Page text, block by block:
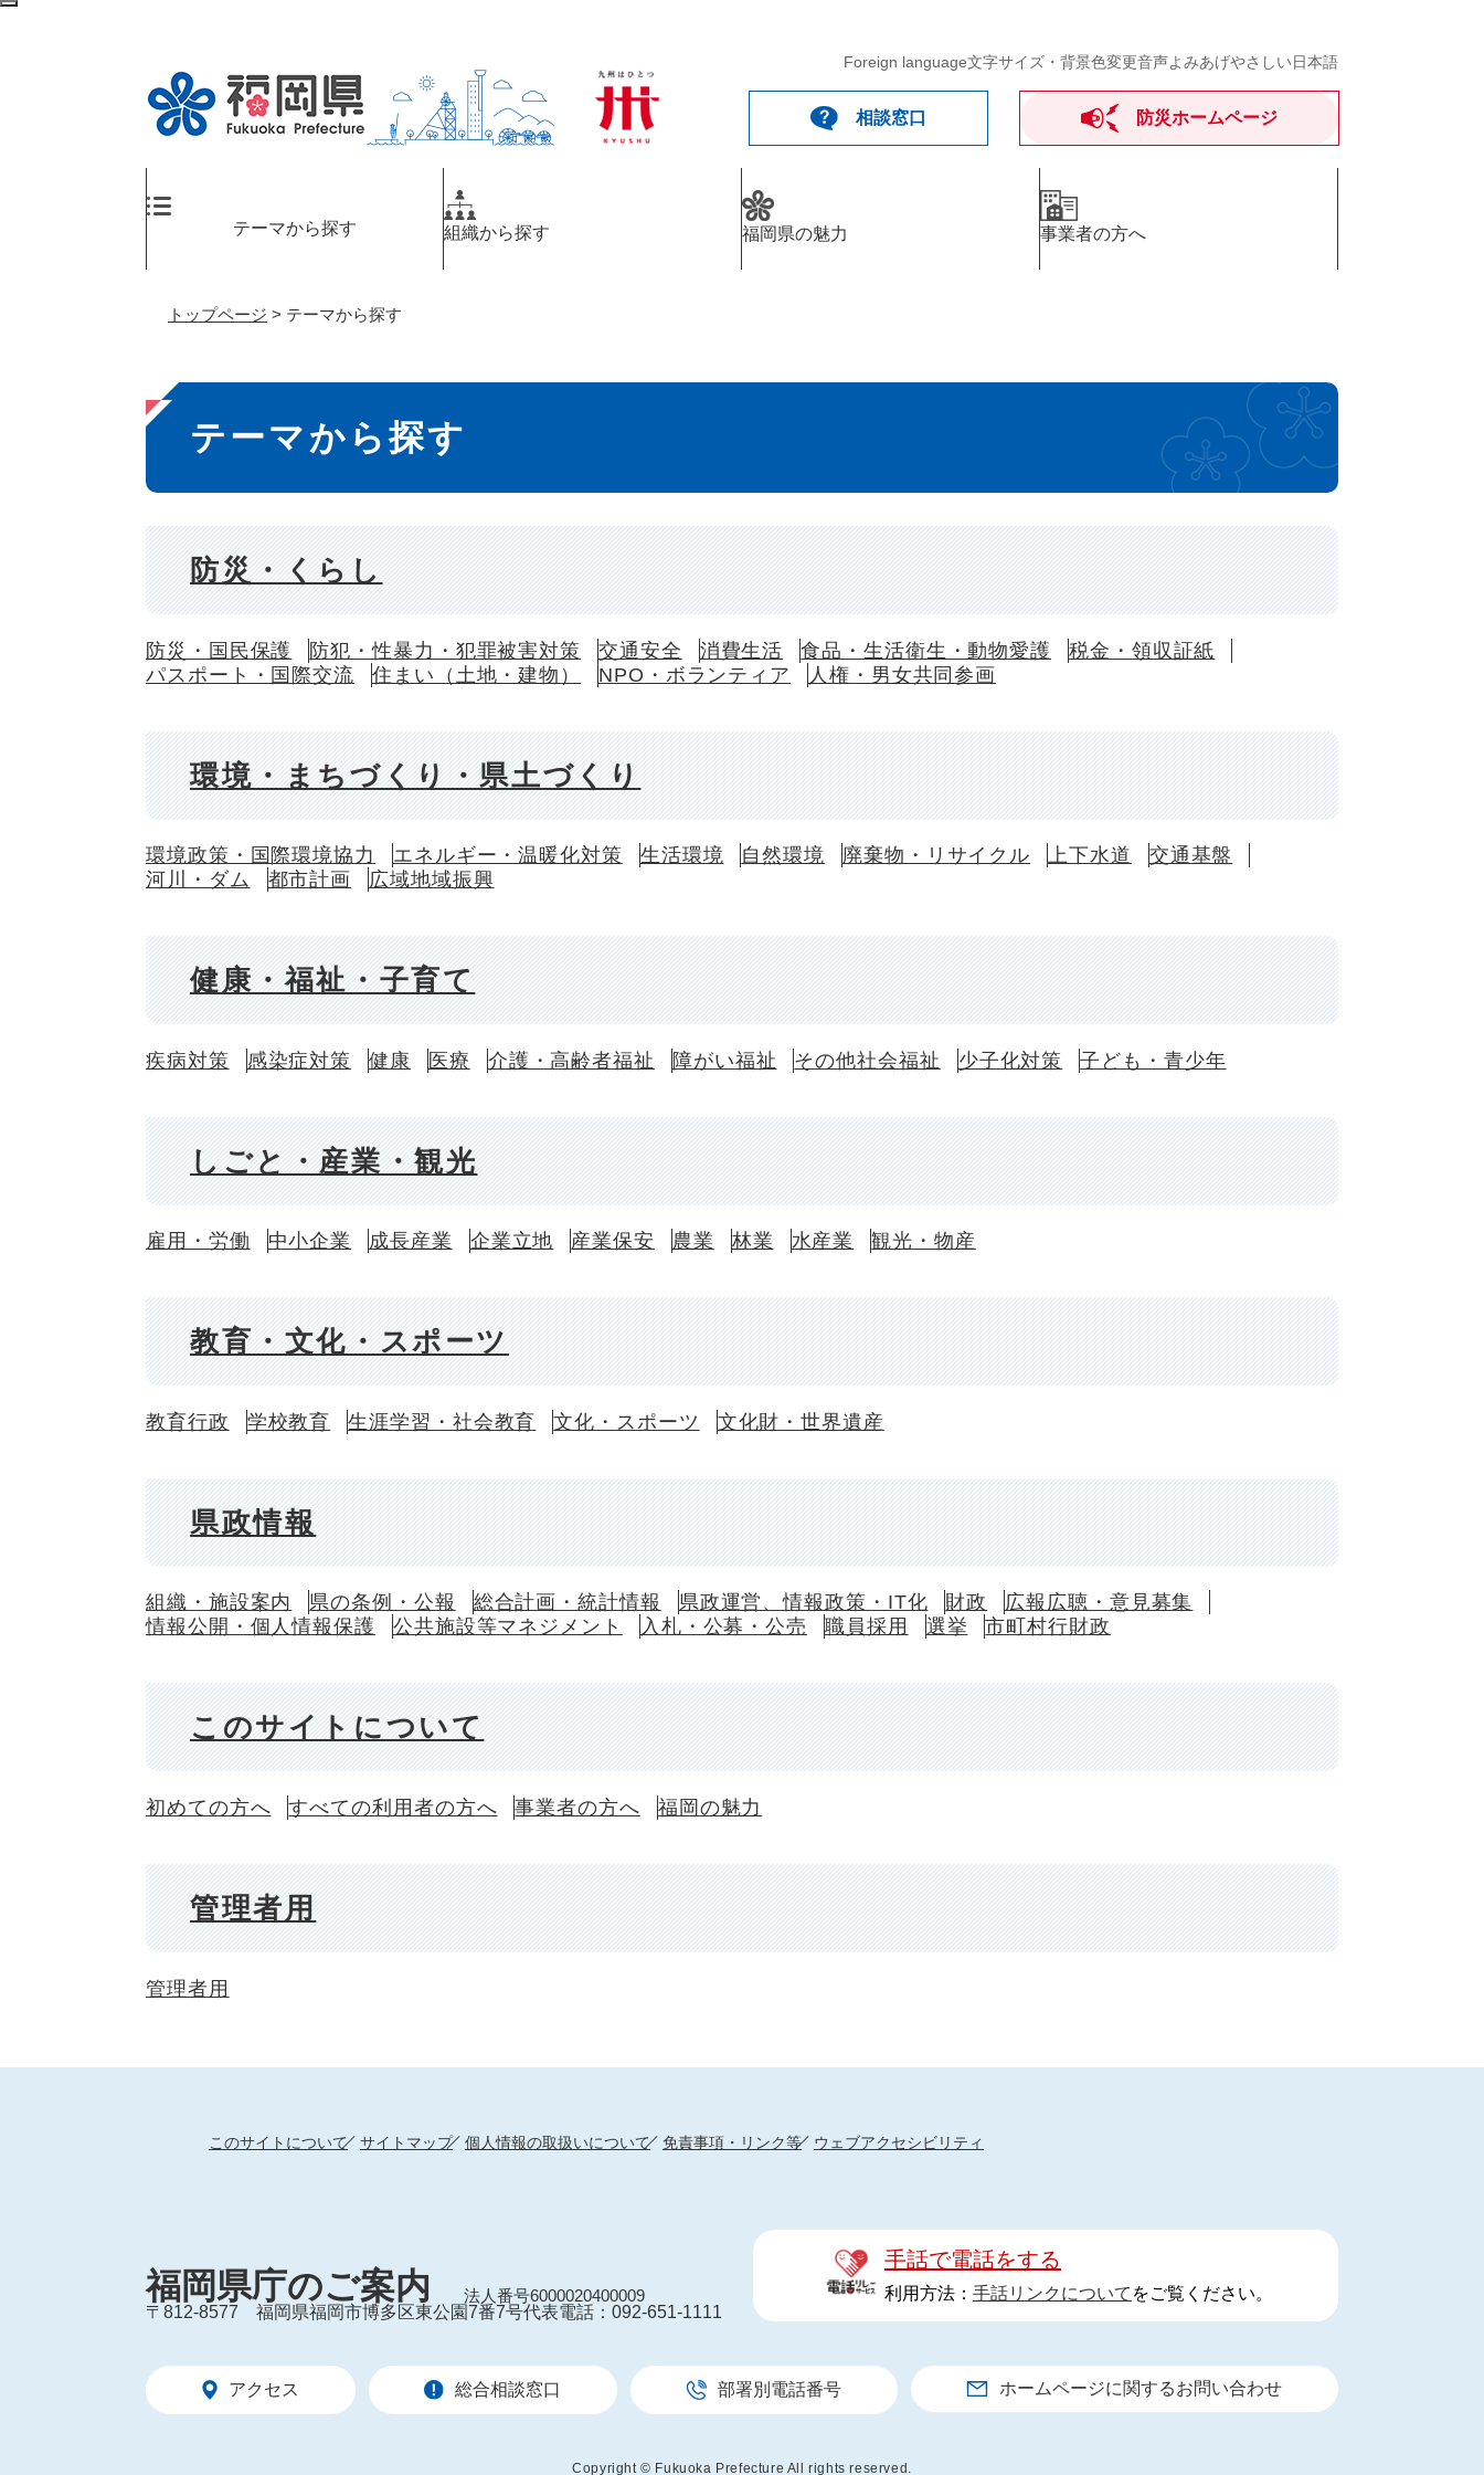
ペ
Foreign language文字サイズ・背景色変更音声よみあげやさしい日本語
相談窓口 防災ホームページ
テーマから探す 組織から探す 福岡県の魅力 事業者の方へ
トップページ > テーマから探す
本
文
テーマから探す
防災・くらし
防災・国民保護 防犯・性暴力・犯罪被害対策 交通安全 消費生活 食品・生活衛生・動物愛護
税金・領収証紙
パスポート・国際交流
住まい（土地・建物） NPO・ボランティア 人権・男女共同参画
環境・まちづくり・県土づくり
環境政策・国際環境協力 エネルギー・温暖化対策 生活環境 自然環境 廃棄物・リサイクル 上下水道
交通基盤
河川・ダム
都市計画 広域地域振興
健康・福祉・子育て
疾病対策 感染症対策 健康 医療 介護・高齢者福祉 障がい福祉 その他社会福祉 少子化対策 子ども・青少年
しごと・産業・観光
雇用・労働 中小企業 成長産業 企業立地 産業保安 農業 林業 水産業 観光・物産
教育・文化・スポーツ
教育行政 学校教育 生涯学習・社会教育 文化・スポーツ 文化財・世界遺産
県政情報
組織・施設案内 県の条例・公報 総合計画・統計情報 県政運営、情報政策・IT化 財政
広報広聴・意見募集
情報公開・個人情報保護
公共施設等マネジメント 入札・公募・公売 職員採用 選挙 市町村行財政
このサイトについて
初めての方へ すべての利用者の方へ 事業者の方へ 福岡の魅力
管理者用
管理者用
このサイトについて サイトマップ 個人情報の取扱いについて 免責事項・リンク等 ウェブアクセシビリティ
福岡県庁のご案内
法人番号6000020400009
〒812-8577
福岡県福岡市博多区東公園7番7号代表電話：092-651-1111
手話で電話をする
利用方法： 手話リンクについて をご覧ください。
アクセス 総合相談窓口 部署別電話番号 ホームページに関するお問い合わせ
Copyright © Fukuoka Prefecture All rights reserved.